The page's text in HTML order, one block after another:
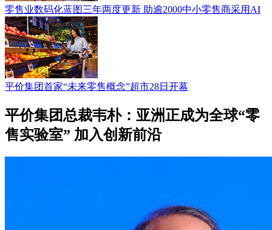
零售业数码化蓝图三年两度更新 助逾2000中小零售商采用AI
平价集团首家“未来零售概念”超市28日开幕
平价集团总裁韦朴：亚洲正成为全球“零
售实验室” 加入创新前沿